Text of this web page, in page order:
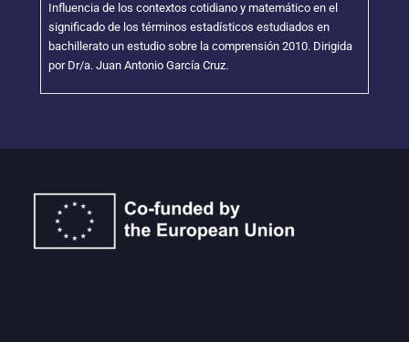
Influencia de los contextos cotidiano y matemático en el
significado de los términos estadísticos estudiados en
bachillerato un estudio sobre la comprensión 2010. Dirigida
por Dr/a. Juan Antonio García Cruz.